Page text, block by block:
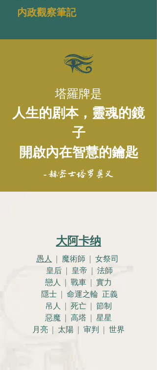
内政觀察筆記
塔羅牌是
人生的剧本，靈魂的鏡
子
開啟內在智慧的鑰匙
- 赫密士塔罗奥义
大阿卡纳
愚人 | 魔術師 | 女祭司
皇后 | 皇帝 | 法師
戀人 | 戰車 | 實力
隱士 | 命運之輪 正義
吊人 | 死亡 | 節制
惡魔 | 高塔 | 星星
月亮 | 太陽 | 审判 | 世界